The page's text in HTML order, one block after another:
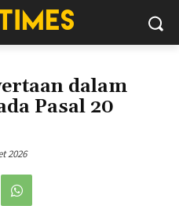
dalam
Pasal 20
2026